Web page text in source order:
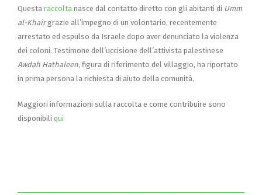
Questa raccolta nasce dal contatto diretto con gli abitanti di Umm
al-Khairgrazie all’impegno di un volontario, recentemente
arrestato ed espulso da Israele dopo aver denunciato la violenza
dei coloni. Testimone dell’uccisione dell’attivista palestinese
Awdah Hathaleen, figura di riferimento del villaggio, ha riportato
in prima persona la richiesta di aiuto della comunità.
Maggiori informazioni sulla raccolta e come contribuire sono
disponibili qui